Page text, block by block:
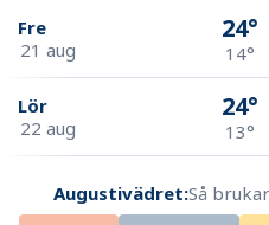
Fre
21 aug
24°
14°
Lör
22 aug
24°
13°
Augustivädret:Så